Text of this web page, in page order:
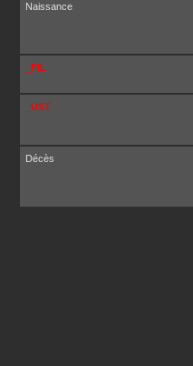
Naissance
_FIL
_UST
Décès